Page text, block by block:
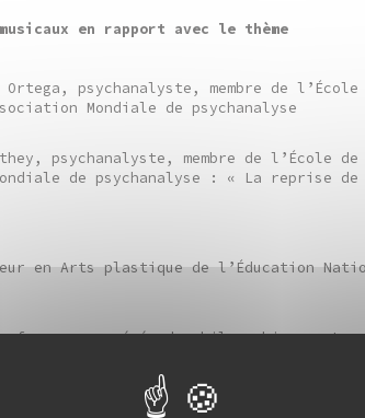
en rapport avec le thème
psychanalyste, membre de l’École
Mondiale de psychanalyse
psychanalyste, membre de l’École de
de psychanalyse : « La reprise
en Arts plastique de l’Éducation
agrégée de philosophie : « La
membre de l’École de la Cause